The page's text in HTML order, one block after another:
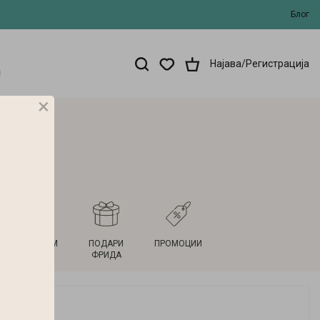
Блог
Најава/Регистрација
НОВ ДОМ
ПОДАРИ
ФРИДА
ПРОМОЦИИ
×